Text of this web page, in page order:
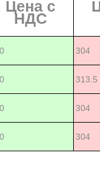
Цена с
НДС
304
313.5
304
304